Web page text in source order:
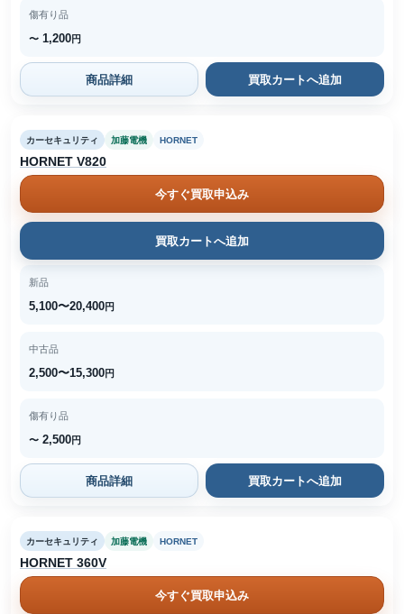
傷有り品
〜 1,200円
商品詳細 買取カートへ追加
カーセキュリティ 加藤電機 HORNET
HORNET V820
今すぐ買取申込み
買取カートへ追加
新品
5,100〜20,400円
中古品
2,500〜15,300円
傷有り品
〜 2,500円
商品詳細 買取カートへ追加
カーセキュリティ 加藤電機 HORNET
HORNET 360V
今すぐ買取申込み